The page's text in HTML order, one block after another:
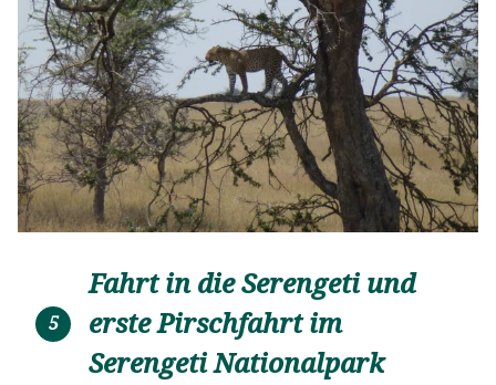
5
Fahrt in die Serengeti und
erste Pirschfahrt im
Serengeti Nationalpark